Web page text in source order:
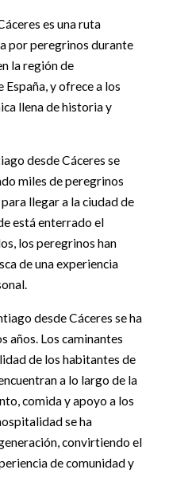
es una ruta
por peregrinos durante
la región de
y ofrece a los
llena de historia y
desde Cáceres se
miles de peregrinos
llegar a la ciudad de
está enterrado el
los peregrinos han
de una experiencia
desde Cáceres se ha
años. Los caminantes
de los habitantes de
a lo largo de la
comida y apoyo a los
se ha
convirtiendo el
de comunidad y